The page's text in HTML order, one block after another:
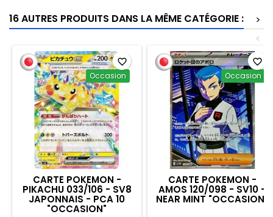
16 AUTRES PRODUITS DANS LA MÊME CATÉGORIE :
>
<
Occasion
CARTE POKEMON -
PIKACHU 033/106 - SV8
JAPONNAIS - PCA 10
"OCCASION"
favorite_border
Occasion
CARTE POKEMON -
AMOS 120/098 - SV10 -
NEAR MINT "OCCASION"
favorite_border